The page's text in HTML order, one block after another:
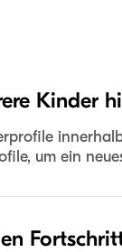
Kinder
um ein